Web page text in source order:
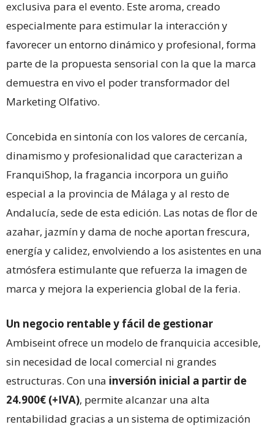
exclusiva para el evento. Este aroma, creado
especialmente para estimular la interacción y
favorecer un entorno dinámico y profesional, forma
parte de la propuesta sensorial con la que la marca
demuestra en vivo el poder transformador del
Marketing Olfativo.
Concebida en sintonía con los valores de cercanía,
dinamismo y profesionalidad que caracterizan a
FranquiShop, la fragancia incorpora un guiño
especial a la provincia de Málaga y al resto de
Andalucía, sede de esta edición. Las notas de flor de
azahar, jazmín y dama de noche aportan frescura,
energía y calidez, envolviendo a los asistentes en una
atmósfera estimulante que refuerza la imagen de
marca y mejora la experiencia global de la feria.
Un negocio rentable y fácil de gestionar
Ambiseint ofrece un modelo de franquicia accesible,
sin necesidad de local comercial ni grandes
estructuras. Con una inversión inicial a partir de
24.900€ (+IVA), permite alcanzar una alta
rentabilidad gracias a un sistema de optimización